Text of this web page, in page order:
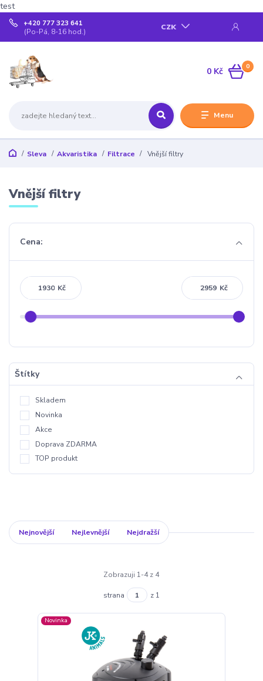
test
Menu
CZK
+420 777 323 641
(Po-Pá, 8-16 hod.)
0
0 Kč
Sleva Akvaristika Filtrace Vnější filtry
Vnější filtry
Cena:
Kč Kč
Štítky
Skladem
Novinka
Akce
Doprava ZDARMA
TOP produkt
Nejnovější Nejlevnější Nejdražší
Zobrazuji 1-4 z 4
strana z 1
Novinka